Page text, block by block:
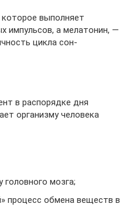
выполняет
импульсов, а мелатонин, —
цикла сон-
в распорядке дня
организму человека
головного мозга;
процесс обмена веществ в